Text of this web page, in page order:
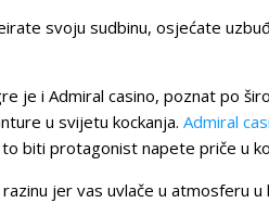
svoju sudbinu, osjećate
je i Admiral casino, poznat po
u svijetu kockanja. Admiral
biti protagonist napete priče u
jer vas uvlače u atmosferu